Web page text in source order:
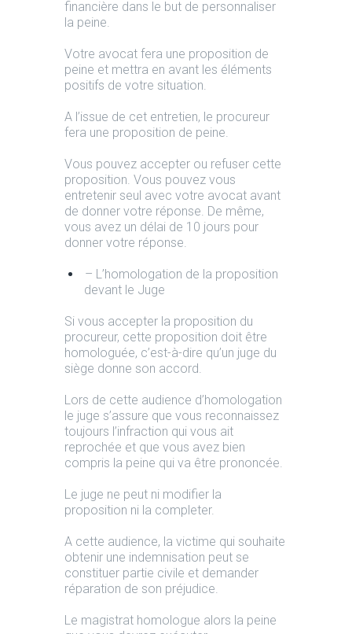
financière dans le but de personnaliser
la peine.
Votre avocat fera une proposition de
peine et mettra en avant les éléments
positifs de votre situation.
A l’issue de cet entretien, le procureur
fera une proposition de peine.
Vous pouvez accepter ou refuser cette
proposition. Vous pouvez vous
entretenir seul avec votre avocat avant
de donner votre réponse. De même,
vous avez un délai de 10 jours pour
donner votre réponse.
– L’homologation de la proposition
devant le Juge
Si vous accepter la proposition du
procureur, cette proposition doit être
homologuée, c’est-à-dire qu’un juge du
siège donne son accord.
Lors de cette audience d’homologation
le juge s’assure que vous reconnaissez
toujours l’infraction qui vous ait
reprochée et que vous avez bien
compris la peine qui va être prononcée.
Le juge ne peut ni modifier la
proposition ni la completer.
A cette audience, la victime qui souhaite
obtenir une indemnisation peut se
constituer partie civile et demander
réparation de son préjudice.
Le magistrat homologue alors la peine